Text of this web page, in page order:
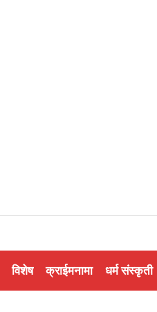
विशेष क्राईमनामा धर्म संस्कृती